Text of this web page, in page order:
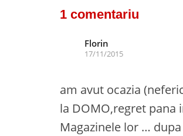
1 comentariu
Florin
17/11/2015
am avut ocazia
la DOMO,regret pana
Magazinele lor …